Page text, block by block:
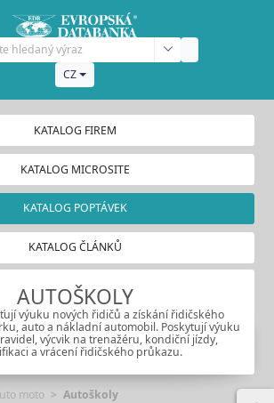
CZ
KATALOG FIREM
KATALOG MICROSITE
KATALOG POPTÁVEK
KATALOG ČLÁNKŮ
AUTOŠKOLY
výuku nových řidičů a získání řidičského
auto a nákladní automobil. Poskytují výuku
výcvik na trenažéru, kondiční jízdy,
a vrácení řidičského průkazu.
moto
Autoškoly